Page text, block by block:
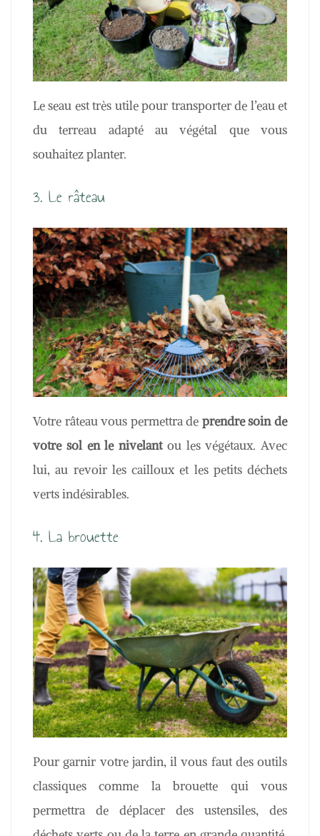
Le seau est très utile pour transporter de l’eau et
du terreau adapté au végétal que vous
souhaitez planter.
3. Le râteau
Votre râteau vous permettra de prendre soin de
votre sol en le nivelantou les végétaux. Avec
lui, au revoir les cailloux et les petits déchets
verts indésirables.
4. La brouette
Pour garnir votre jardin, il vous faut des outils
classiques comme la brouette qui vous
permettra de déplacer des ustensiles, des